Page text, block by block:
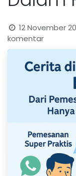
12 November
komentar